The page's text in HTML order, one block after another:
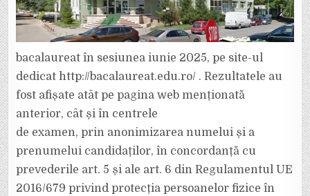
bacalaureat în sesiunea iunie 2025, pe site-ul
dedicat http://bacalaureat.edu.ro/ . Rezultatele au
fost afișate atât pe pagina web menționată
anterior, cât și în centrele
de examen, prin anonimizarea numelui și a
prenumelui candidaților, în concordanță cu
prevederile art. 5 și ale art. 6 din Regulamentul UE
2016/679 privind protecția persoanelor fizice în